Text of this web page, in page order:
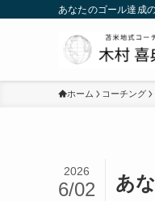
あなたのゴール達成
ホーム コーチング
あ
2026
6/02